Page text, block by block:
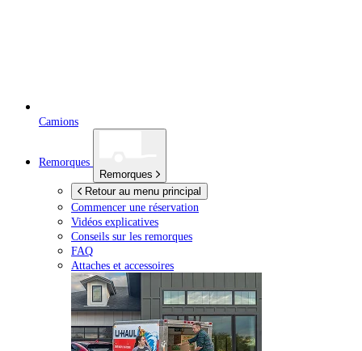
Camions
Remorques
Remorques
Retour au menu principal
Commencer une réservation
Vidéos explicatives
Conseils sur les remorques
FAQ
Attaches et accessoires